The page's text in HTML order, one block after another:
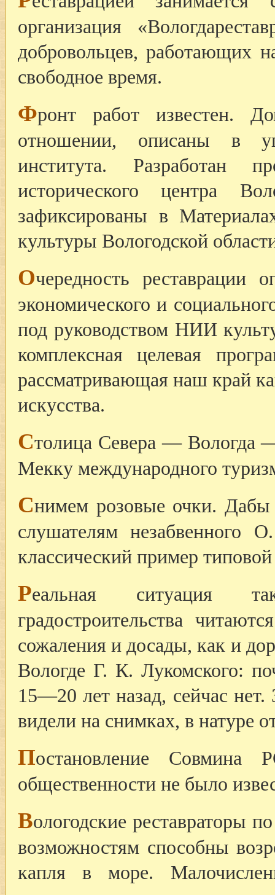
организация
добровольцев, работающих
свободное время.
Фронт работ известен.
отношении, описаны в
института. Разработан
исторического центра
зафиксированы в
культуры Вологодской
Очередность реставрации
экономического и
под руководством НИИ
комплексная целевая
рассматривающая наш край
искусства.
Столица Севера — Вологда
Мекку международного
Снимем розовые очки.
слушателям незабвенного
классический пример
Реальная ситуация
градостроительства
сожаления и досады, как и
Вологде Г. К. Лукомского:
15—20 лет назад, сейчас нет.
видели на снимках, в натуре
Постановление
общественности не было
Вологодские реставраторы
возможностям способны
капля в море.